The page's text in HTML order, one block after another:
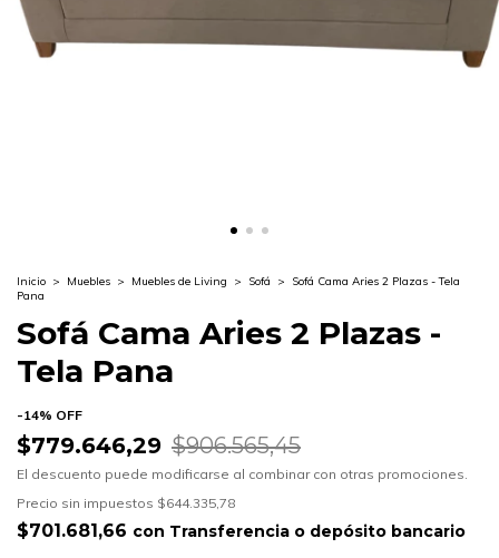
Inicio > Muebles > Muebles de Living > Sofá >
Sofá Cama Aries 2 Plazas - Tela
Pana
Sofá Cama Aries 2 Plazas -
Tela Pana
-14% OFF
$779.646,29 $906.565,45
El descuento puede modificarse al combinar con otras promociones.
Precio sin impuestos $644.335,78
$701.681,66 con Transferencia o depósito bancario